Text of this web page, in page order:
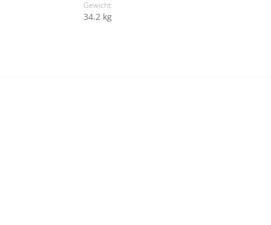
Gewicht:
34.2 kg